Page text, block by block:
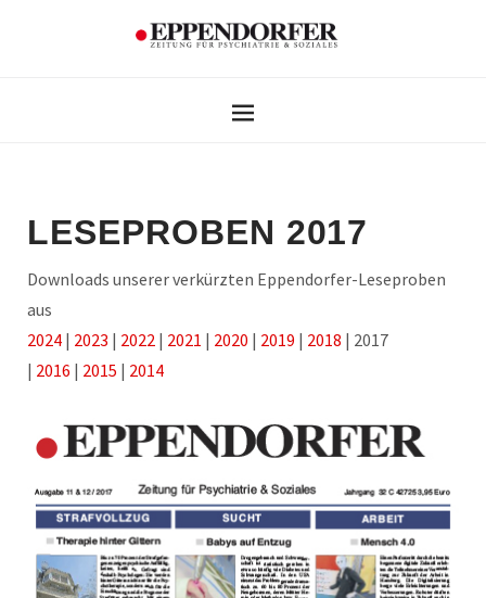
LESEPROBEN 2017
Downloads unserer verkürzten Eppendorfer-Leseproben
aus
2024 | 2023 | 2022 | 2021 | 2020 | 2019 | 2018 | 2017
| 2016 | 2015 | 2014